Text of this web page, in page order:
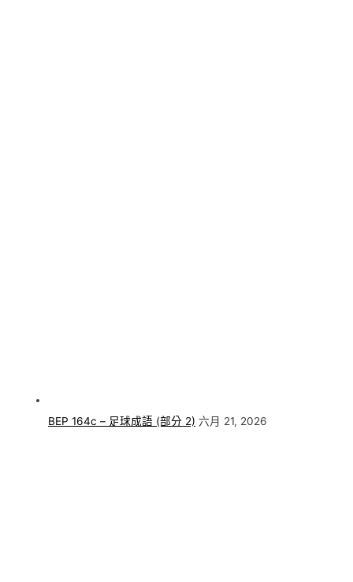
BEP 164c – 足球成語 (部分 2) 六月 21, 2026